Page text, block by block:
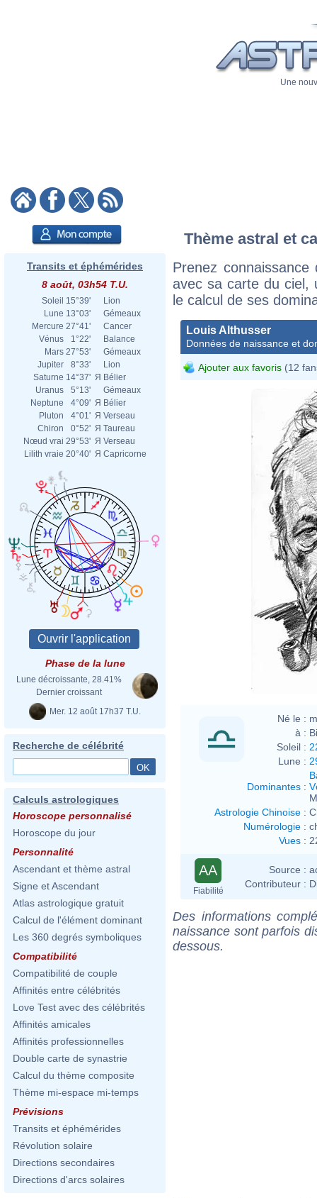
Une
Transits et éphémérides
8 août, 03h54 T.U.
Soleil 15°39'
Lion
Lune 13°03'
Gémeaux
Mercure 27°41'
Cancer
Vénus
1°22'
Balance
Mars 27°53'
Gémeaux
Jupiter
8°33'
Lion
Saturne 14°37' Я Bélier
Uranus
5°13'
Gémeaux
Neptune
4°09' Я Bélier
Pluton
4°01' Я Verseau
Chiron
0°52' Я Taureau
Nœud vrai 29°53' Я Verseau
Lilith vraie 20°40' Я Capricorne
Phase de la lune
Lune décroissante, 28.41%
Dernier croissant
Mer. 12 août 17h37 T.U.
Recherche de célébrité
Calculs astrologiques
Horoscope personnalisé
Horoscope du jour
Personnalité
Ascendant et thème astral
Signe et Ascendant
Atlas astrologique gratuit
Calcul de l'élément dominant
Les 360 degrés symboliques
Compatibilité
Compatibilité de couple
Affinités entre célébrités
Love Test avec des célébrités
Affinités amicales
Affinités professionnelles
Double carte de synastrie
Calcul du thème composite
Thème mi-espace mi-temps
Prévisions
Transits et éphémérides
Révolution solaire
Directions secondaires
Directions d'arcs solaires
Thème astral et
Prenez
avec sa carte du ciel,
le calcul de ses
Louis Althusser
Données de naissance et
Ajouter aux favoris (12
Né le :
à :
Soleil :
Lune :
Dominantes :
Astrologie Chinoise :
Numérologie :
Vues :
AA
Fiabilité
Source :
Contributeur :
Des informations
naissance sont parfois
dessous.